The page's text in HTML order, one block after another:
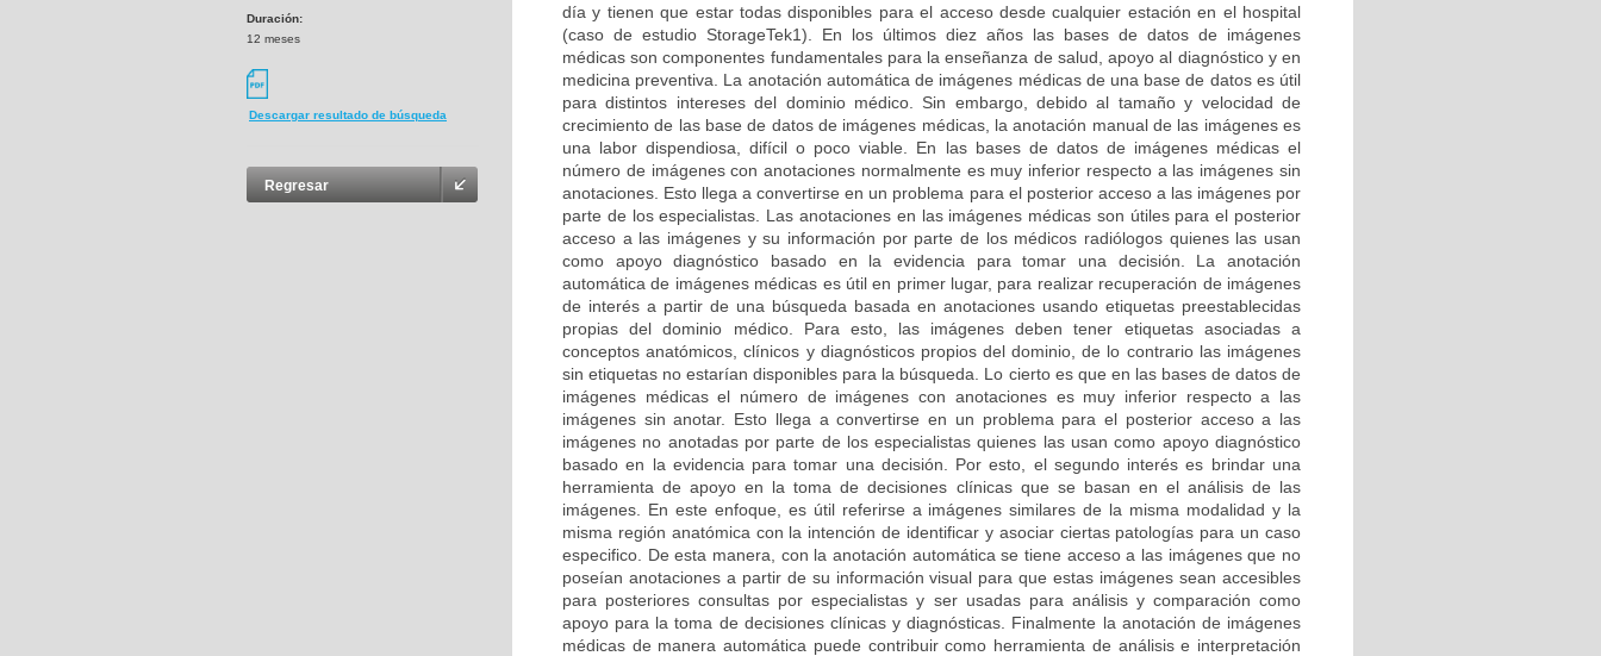
Duración:
12 meses
Descargar resultado de búsqueda
Regresar
día y tienen que estar todas disponibles para el acceso desde cualquier estación en el hospital
(caso de estudio StorageTek1). En los últimos diez años las bases de datos de imágenes
médicas son componentes fundamentales para la enseñanza de salud, apoyo al diagnóstico y en
medicina preventiva. La anotación automática de imágenes médicas de una base de datos es útil
para distintos intereses del dominio médico. Sin embargo, debido al tamaño y velocidad de
crecimiento de las base de datos de imágenes médicas, la anotación manual de las imágenes es
una labor dispendiosa, difícil o poco viable. En las bases de datos de imágenes médicas el
número de imágenes con anotaciones normalmente es muy inferior respecto a las imágenes sin
anotaciones. Esto llega a convertirse en un problema para el posterior acceso a las imágenes por
parte de los especialistas. Las anotaciones en las imágenes médicas son útiles para el posterior
acceso a las imágenes y su información por parte de los médicos radiólogos quienes las usan
como apoyo diagnóstico basado en la evidencia para tomar una decisión. La anotación
automática de imágenes médicas es útil en primer lugar, para realizar recuperación de imágenes
de interés a partir de una búsqueda basada en anotaciones usando etiquetas preestablecidas
propias del dominio médico. Para esto, las imágenes deben tener etiquetas asociadas a
conceptos anatómicos, clínicos y diagnósticos propios del dominio, de lo contrario las imágenes
sin etiquetas no estarían disponibles para la búsqueda. Lo cierto es que en las bases de datos de
imágenes médicas el número de imágenes con anotaciones es muy inferior respecto a las
imágenes sin anotar. Esto llega a convertirse en un problema para el posterior acceso a las
imágenes no anotadas por parte de los especialistas quienes las usan como apoyo diagnóstico
basado en la evidencia para tomar una decisión. Por esto, el segundo interés es brindar una
herramienta de apoyo en la toma de decisiones clínicas que se basan en el análisis de las
imágenes. En este enfoque, es útil referirse a imágenes similares de la misma modalidad y la
misma región anatómica con la intención de identificar y asociar ciertas patologías para un caso
especifico. De esta manera, con la anotación automática se tiene acceso a las imágenes que no
poseían anotaciones a partir de su información visual para que estas imágenes sean accesibles
para posteriores consultas por especialistas y ser usadas para análisis y comparación como
apoyo para la toma de decisiones clínicas y diagnósticas. Finalmente la anotación de imágenes
médicas de manera automática puede contribuir como herramienta de análisis e interpretación